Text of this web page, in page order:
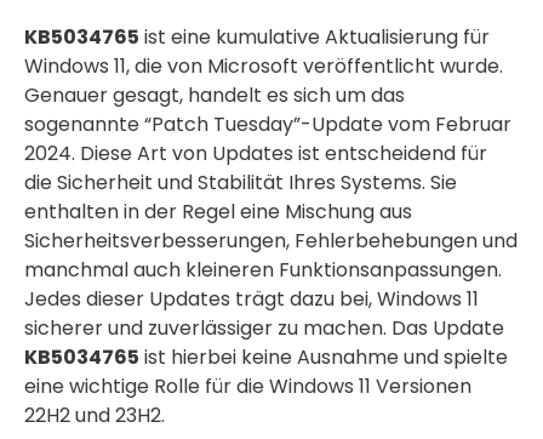
KB5034765 ist eine kumulative Aktualisierung für
Windows 11, die von Microsoft veröffentlicht wurde.
Genauer gesagt, handelt es sich um das
sogenannte “Patch Tuesday”-Update vom Februar
2024. Diese Art von Updates ist entscheidend für
die Sicherheit und Stabilität Ihres Systems. Sie
enthalten in der Regel eine Mischung aus
Sicherheitsverbesserungen, Fehlerbehebungen und
manchmal auch kleineren Funktionsanpassungen.
Jedes dieser Updates trägt dazu bei, Windows 11
sicherer und zuverlässiger zu machen. Das Update
KB5034765 ist hierbei keine Ausnahme und spielte
eine wichtige Rolle für die Windows 11 Versionen
22H2 und 23H2.